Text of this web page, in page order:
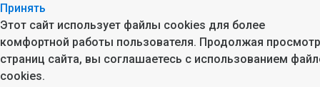
Принять
Этот сайт использует файлы cookies для более
комфортной работы пользователя. Продолжая просмотр
страниц сайта, вы соглашаетесь с использованием
cookies.